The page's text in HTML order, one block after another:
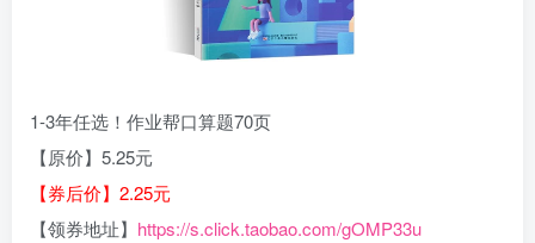
1-3年任选！作业帮口算题70页
【原价】5.25元
【券后价】2.25元
【领券地址】 https://s.click.taobao.com/gOMP33u